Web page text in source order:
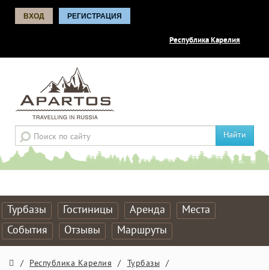
ВХОД РЕГИСТРАЦИЯ
Республика Карелия
Найти
Турбазы Гостиницы Аренда
Места
События
Отзывы Маршруты
/ Республика Карелия / Турбазы /